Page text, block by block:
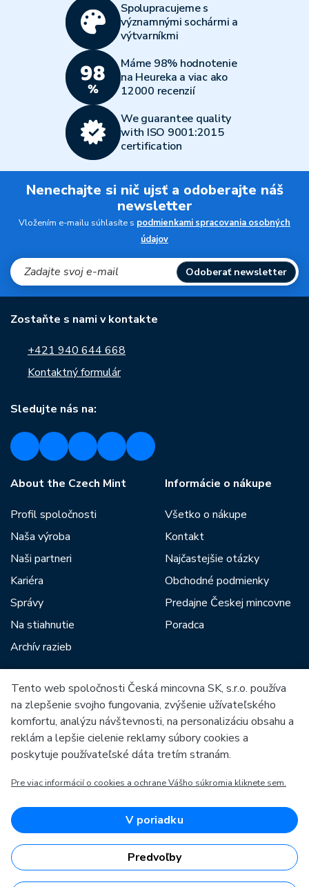
Spolupracujeme s
významnými sochármi a
výtvarníkmi
Máme 98% hodnotenie
na Heureka a viac ako
12000 recenzií
We guarantee quality
with ISO 9001:2015
certification
Nenechajte si nič ujsť a odoberajte náš
newsletter
Vložením e-mailu súhlasíte s podmienkami spracovania osobných
údajov
Odoberať newsletter
Zostaňte s nami v kontakte
+421 940 644 668
Kontaktný formulár
Sledujte nás na:
About the Czech Mint
Profil spoločnosti
Naša výroba
Naši partneri
Kariéra
Správy
Na stiahnutie
Archív razieb
Informácie o nákupe
Všetko o nákupe
Kontakt
Najčastejšie otázky
Obchodné podmienky
Predajne Českej mincovne
Poradca
Medzi našich partnerov patria:
Európska únia
OP Podnikanie a inovácie pre konkurencieschopnosť
Európsky fond pre regionálny rozvoj
Tento web spoločnosti Česká mincovna SK, s.r.o. používa
na zlepšenie svojho fungovania, zvýšenie užívateľského
komfortu, analýzu návštevnosti, na personalizáciu obsahu a
reklám a lepšie cielenie reklamy súbory cookies a
poskytuje používateľské dáta tretím stranám.
Pre viac informácií o cookies a ochrane Vášho súkromia kliknete sem.
V poriadku
Predvoľby